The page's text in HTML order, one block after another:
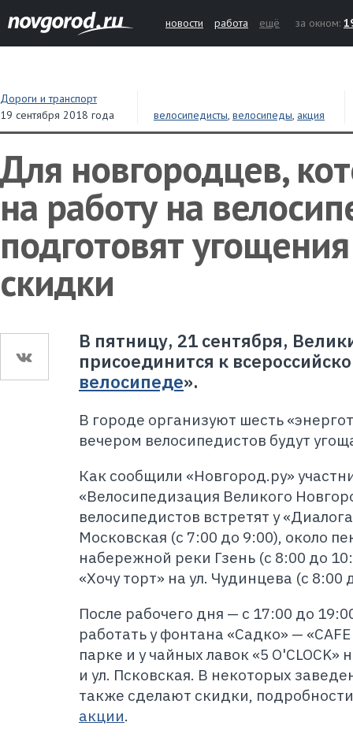
новости работа ещё за окном:
Дороги и транспорт
19 сентября 2018 года
велосипедисты, велосипеды, акция
Для новгородцев,
на работу на
подготовят
скидки
В пятницу, 21 сентября,
присоединится к
велосипеде».
В городе организуют шесть
вечером велосипедистов будут
Как сообщили «Новгород.ру»
«Велосипедизация Великого
велосипедистов встретят у
Московская (с 7:00 до 9:00), около
набережной реки Гзень (с 8:00 до
«Хочу торт» на ул. Чудинцева (с 8:00
После рабочего дня — с 17:00 до
работать у фонтана «Садко» —
парке и у чайных лавок «5 O'CLOCK»
и ул. Псковская. В некоторых
также сделают скидки,
акции.